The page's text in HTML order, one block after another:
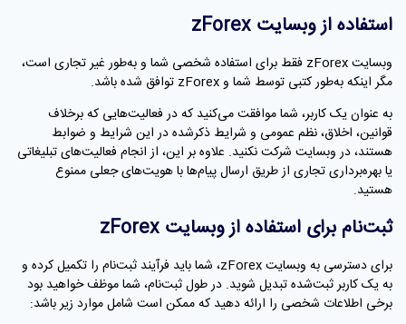
استفاده از وبسایت zForex
وبسایت zForex فقط برای استفاده شخصی شما و به‌طور غیر تجاری است،
مگر اینکه به‌طور کتبی توسط شما و zForex توافق شده باشد.
به عنوان یک کاربر، شما موافقت می‌کنید که در فعالیت‌هایی که برخلاف
قوانین، اخلاق، نظم عمومی و شرایط ذکرشده در این شرایط و ضوابط
هستند، در وبسایت شرکت نکنید. علاوه بر این، از انجام فعالیت‌های تبلیغاتی
یا بهره‌برداری تجاری از طریق ارسال پیام‌ها با هویت‌های جعلی ممنوع
هستید.
ثبت‌نام برای استفاده از وبسایت zForex
برای دسترسی به وبسایت zForex، شما باید فرآیند ثبت‌نام را تکمیل کرده و
به یک کاربر ثبت‌شده تبدیل شوید. در طول ثبت‌نام، شما موظف خواهید بود
برخی اطلاعات شخصی را ارائه دهید که ممکن است شامل موارد زیر باشد: